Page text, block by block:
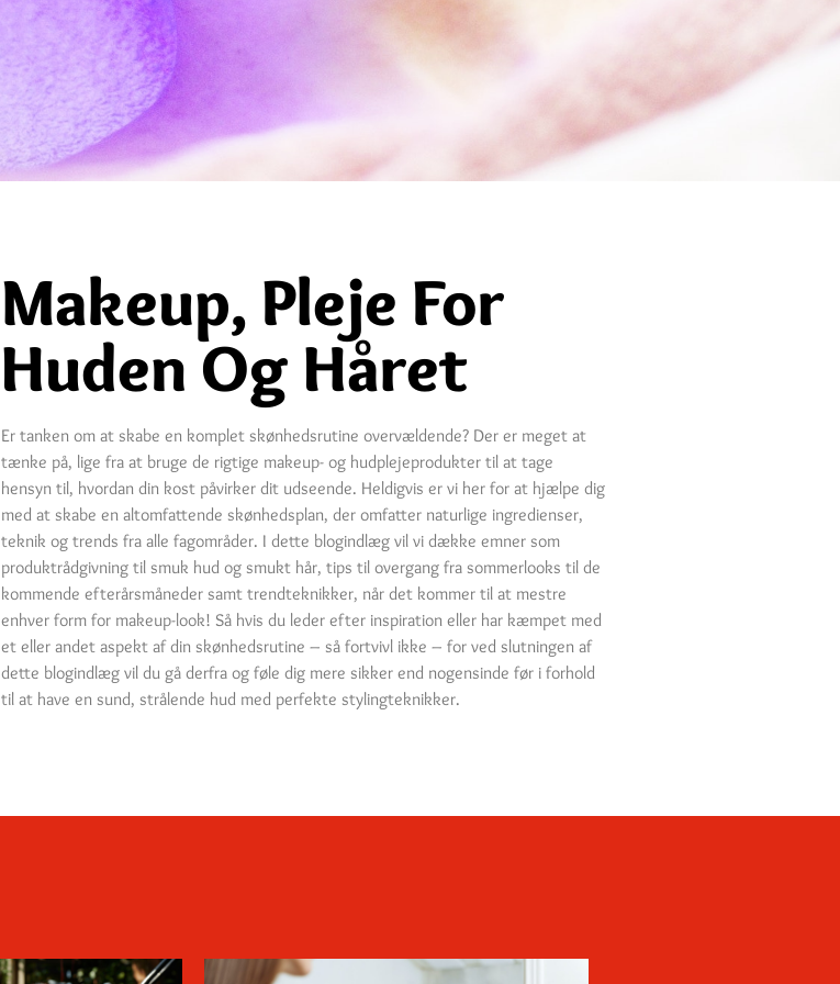
Makeup, Pleje For
Huden Og Håret
Er tanken om at skabe en komplet skønhedsrutine overvældende? Der er meget at
tænke på, lige fra at bruge de rigtige makeup- og hudplejeprodukter til at tage
hensyn til, hvordan din kost påvirker dit udseende. Heldigvis er vi her for at hjælpe dig
med at skabe en altomfattende skønhedsplan, der omfatter naturlige ingredienser,
teknik og trends fra alle fagområder. I dette blogindlæg vil vi dække emner som
produktrådgivning til smuk hud og smukt hår, tips til overgang fra sommerlooks til de
kommende efterårsmåneder samt trendteknikker, når det kommer til at mestre
enhver form for makeup-look! Så hvis du leder efter inspiration eller har kæmpet med
et eller andet aspekt af din skønhedsrutine – så fortvivl ikke – for ved slutningen af
dette blogindlæg vil du gå derfra og føle dig mere sikker end nogensinde før i forhold
til at have en sund, strålende hud med perfekte stylingteknikker.